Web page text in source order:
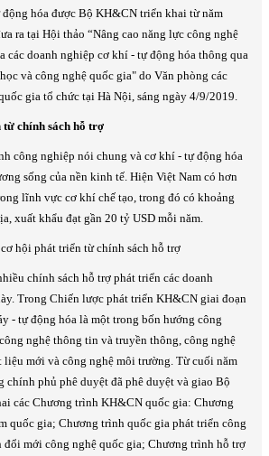
hóa được Bộ KH&CN triển khai từ năm
ra tại Hội thảo “Nâng cao năng lực công nghệ
các doanh nghiệp cơ khí - tự động hóa thông qua
và công nghệ quốc gia" do Văn phòng các
gia tổ chức tại Hà Nội, sáng ngày 4/9/2019.
chính sách hỗ trợ
công nghiệp nói chung và cơ khí - tự động hóa
sống của nền kinh tế. Hiện Việt Nam có hơn
lĩnh vực cơ khí chế tạo, trong đó có khoảng
xuất khẩu đạt gần 20 tỷ USD mỗi năm.
chính sách hỗ trợ phát triển các doanh
Trong Chiến lược phát triển KH&CN giai đoạn
- tự động hóa là một trong bốn hướng công
nghệ thông tin và truyền thông, công nghệ
liệu mới và công nghệ môi trường. Từ cuối năm
chính phủ phê duyệt đã phê duyệt và giao Bộ
các Chương trình KH&CN quốc gia: Chương
quốc gia; Chương trình quốc gia phát triển công
đổi mới công nghệ quốc gia; Chương trình hỗ trợ